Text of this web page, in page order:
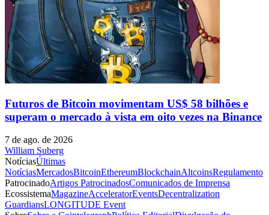
Futuros de Bitcoin movimentam US$ 58 bilhões e
superam o mercado à vista em oito vezes na Binance
7 de ago. de 2026
William Suberg
NotíciasÚltimas
NotíciasMercadosBitcoinEthereumBlockchainAltcoinsRegulamento
PatrocinadoArtigos PatrocinadosComunicados de Imprensa
EcossistemaMagazineAcceleratorEventsDecentralization
GuardiansLONGITUDE Event